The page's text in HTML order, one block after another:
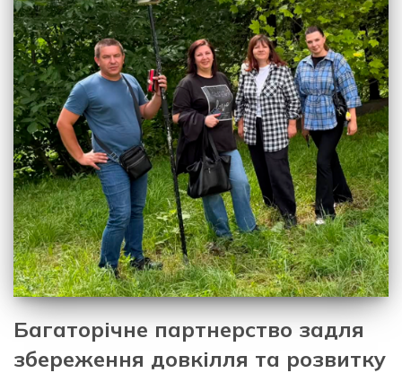
Багаторічне партнерство задля
збереження довкілля та розвитку